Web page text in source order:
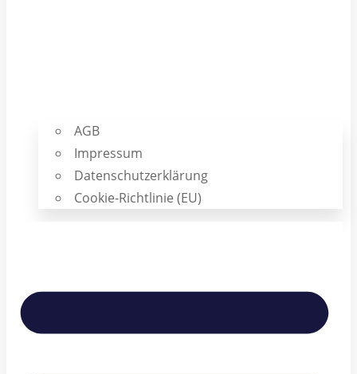
AGB
Impressum
Datenschutzerklärung
Cookie-Richtlinie (EU)